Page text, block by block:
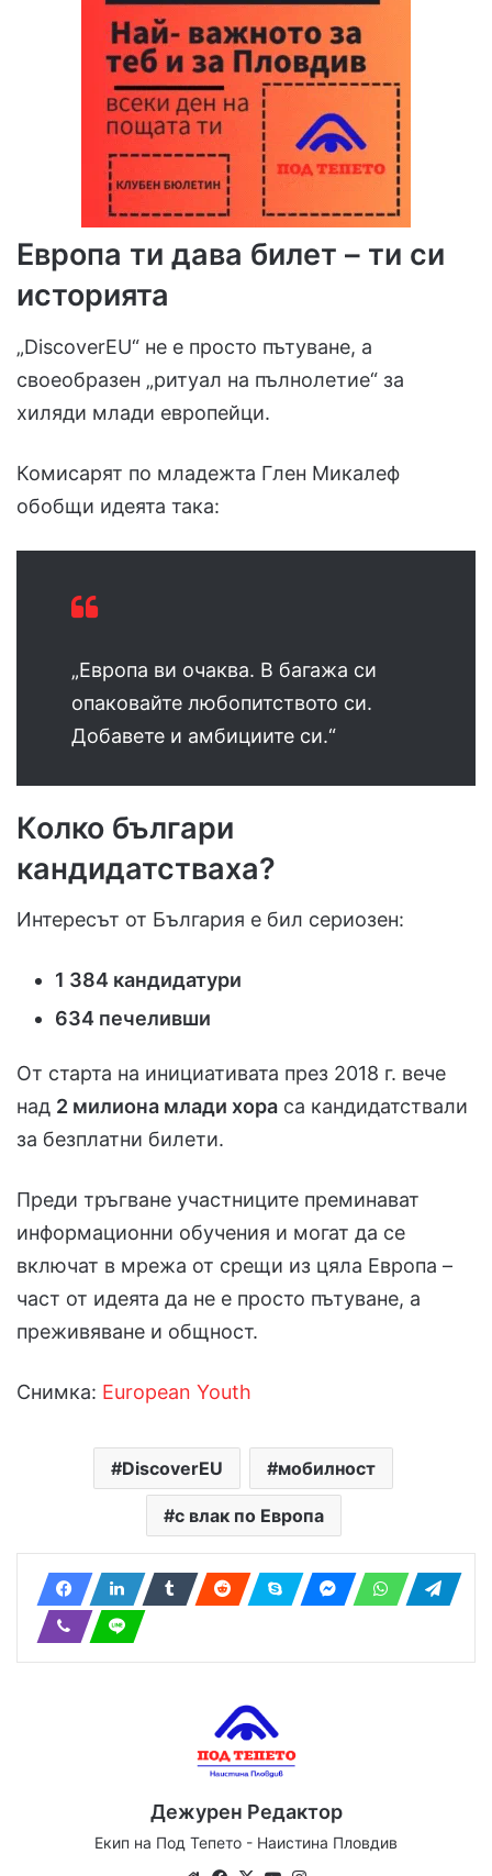
Европа ти дава билет – ти си
историята
„DiscoverEU“ не е просто пътуване, а
своеобразен „ритуал на пълнолетие“ за
хиляди млади европейци.
Комисарят по младежта Глен Микалеф
обобщи идеята така:
„Европа ви очаква. В багажа си
опаковайте любопитството си.
Добавете и амбициите си.“
Колко българи
кандидатстваха?
Интересът от България е бил сериозен:
1 384 кандидатури
634 печеливши
От старта на инициативата през 2018 г. вече
над 2 милиона млади хора са кандидатствали
за безплатни билети.
Преди тръгване участниците преминават
информационни обучения и могат да се
включат в мрежа от срещи из цяла Европа –
част от идеята да не е просто пътуване, а
преживяване и общност.
Снимка: European Youth
DiscoverEU мобилност
с влак по Европа
Дежурен Редактор
Екип на Под Тепето - Наистина Пловдив